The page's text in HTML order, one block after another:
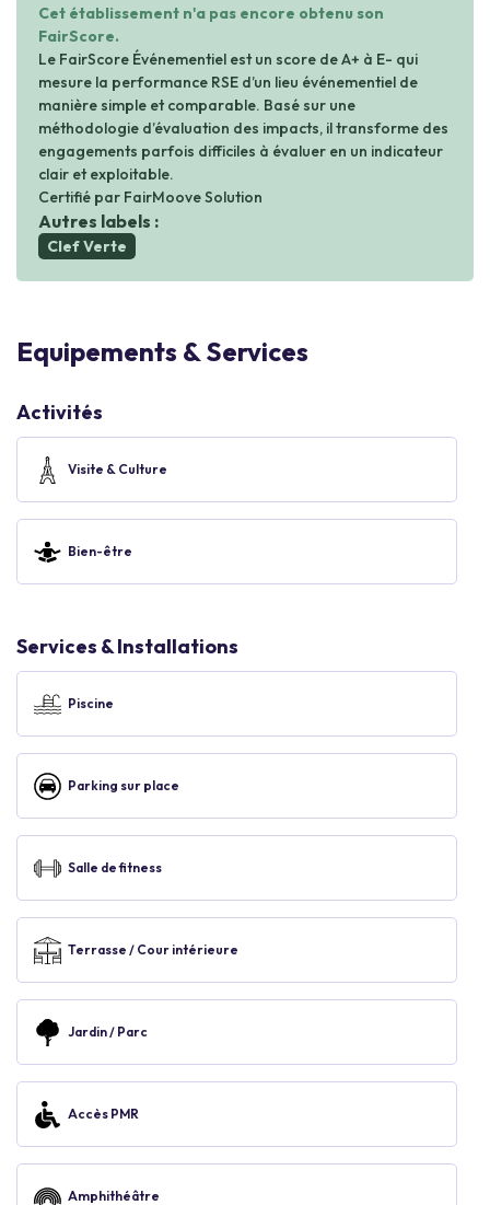
Cet établissement n'a pas encore obtenu son
FairScore.
Le FairScore Événementiel est un score de A+ à E- qui
mesure la performance RSE d’un lieu événementiel de
manière simple et comparable. Basé sur une
méthodologie d’évaluation des impacts, il transforme des
engagements parfois difficiles à évaluer en un indicateur
clair et exploitable.
Certifié par FairMoove Solution
Autres labels :
Clef Verte
Equipements & Services
Activités
Visite & Culture
Bien-être
Services & Installations
Piscine
Parking sur place
Salle de fitness
Terrasse / Cour intérieure
Jardin / Parc
Accès PMR
Amphithéâtre